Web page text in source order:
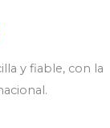
y fiable, con la